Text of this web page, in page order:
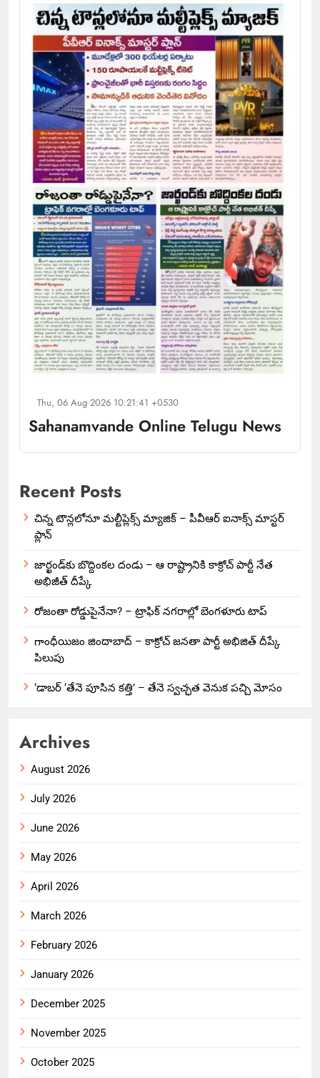
Thu, 06 Aug 2026 10:21:41 +0530
Sahanamvande Online Telugu News
Recent Posts
చిన్న టౌన్లలోనూ మల్టీప్లెక్స్‌ మ్యాజిక్ – పీవీఆర్ ఐనాక్స్ మాస్టర్
ప్లాన్
జార్ఖండ్‌కు బొద్దింకల దండు – ఆ రాష్ట్రానికి కాక్రోచ్ పార్టీ నేత
అభిజీత్ దీప్కే
రోజంతా రోడ్డుపైనేనా? – ట్రాఫిక్ నగరాల్లో బెంగళూరు టాప్
గాంధీయిజం జిందాబాద్ – కాక్రోచ్ జనతా పార్టీ అభిజిత్ దీప్కే
పిలుపు
‘డాబర్ ‘తేనె పూసిన కత్తి’ – తేనె స్వచ్ఛత వెనుక పచ్చి మోసం
Archives
August 2026
July 2026
June 2026
May 2026
April 2026
March 2026
February 2026
January 2026
December 2025
November 2025
October 2025